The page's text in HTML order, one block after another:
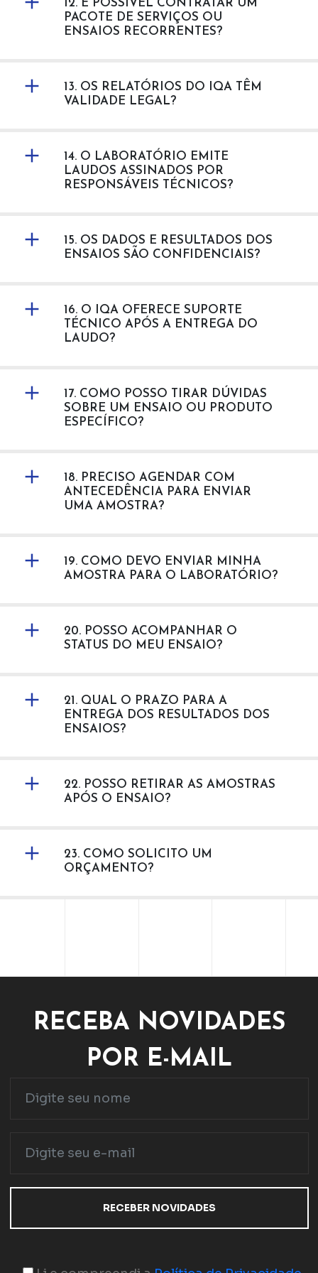
12. É POSSÍVEL CONTRATAR UM
PACOTE DE SERVIÇOS OU
ENSAIOS RECORRENTES?
13. OS RELATÓRIOS DO IQA TÊM
VALIDADE LEGAL?
14. O LABORATÓRIO EMITE
LAUDOS ASSINADOS POR
RESPONSÁVEIS TÉCNICOS?
15. OS DADOS E RESULTADOS DOS
ENSAIOS SÃO CONFIDENCIAIS?
16. O IQA OFERECE SUPORTE
TÉCNICO APÓS A ENTREGA DO
LAUDO?
17. COMO POSSO TIRAR DÚVIDAS
SOBRE UM ENSAIO OU PRODUTO
ESPECÍFICO?
18. PRECISO AGENDAR COM
ANTECEDÊNCIA PARA ENVIAR
UMA AMOSTRA?
19. COMO DEVO ENVIAR MINHA
AMOSTRA PARA O LABORATÓRIO?
20. POSSO ACOMPANHAR O
STATUS DO MEU ENSAIO?
21. QUAL O PRAZO PARA A
ENTREGA DOS RESULTADOS DOS
ENSAIOS?
22. POSSO RETIRAR AS AMOSTRAS
APÓS O ENSAIO?
23. COMO SOLICITO UM
ORÇAMENTO?
RECEBA NOVIDADES
POR E-MAIL